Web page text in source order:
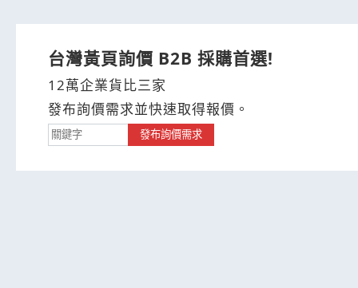
台灣黃頁詢價 B2B 採購首選!
12萬企業貨比三家
發布詢價需求並快速取得報價。
發布詢價需求